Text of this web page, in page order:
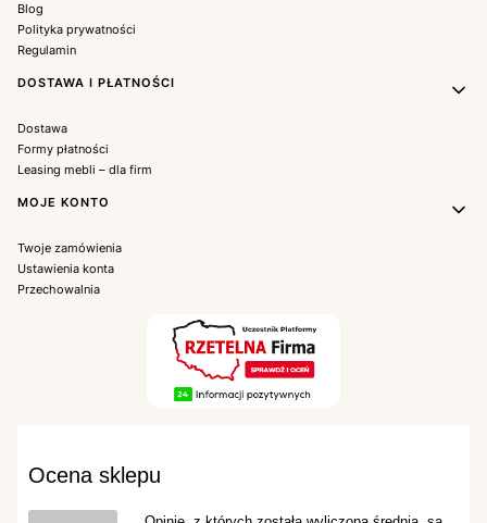
Blog
Polityka prywatności
Regulamin
DOSTAWA I PŁATNOŚCI
Dostawa
Formy płatności
Leasing mebli – dla firm
MOJE KONTO
Twoje zamówienia
Ustawienia konta
Przechowalnia
Ocena sklepu